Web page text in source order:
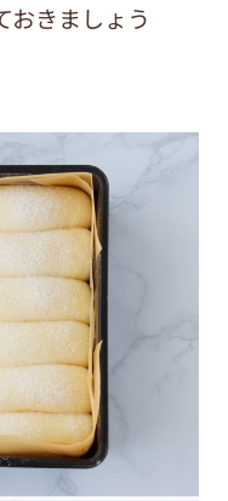
おきましょう